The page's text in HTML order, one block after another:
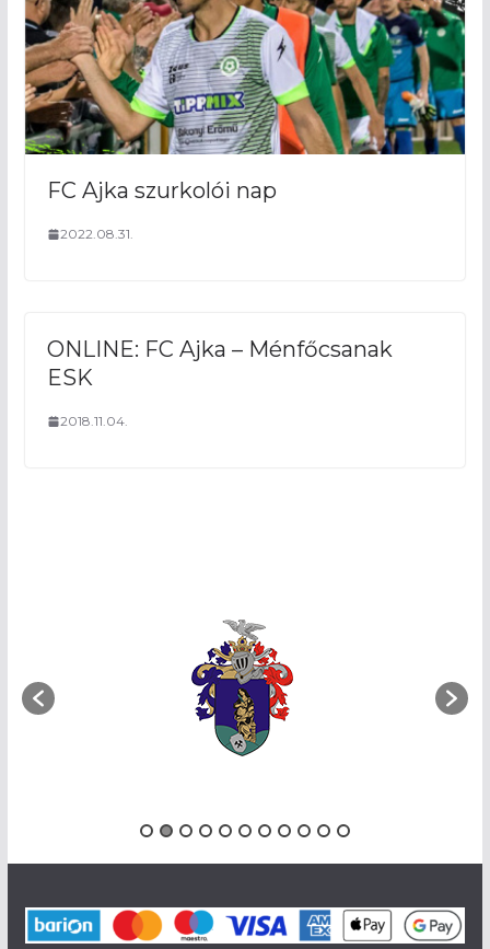
FC Ajka szurkolói nap
2022.08.31.
ONLINE: FC Ajka – Ménfőcsanak
ESK
2018.11.04.